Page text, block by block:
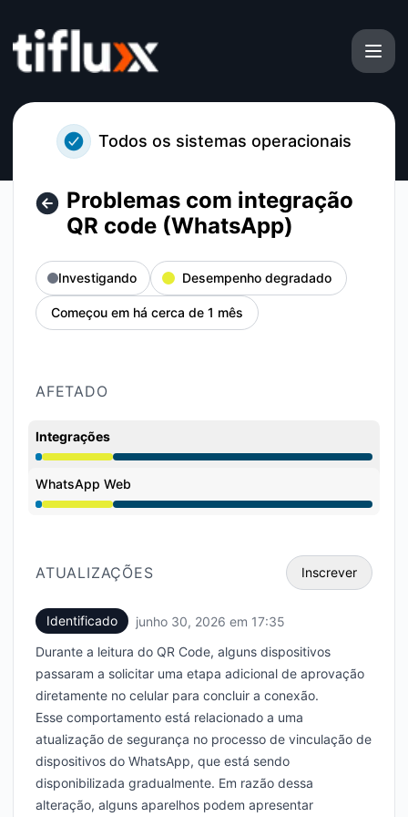
Todos os sistemas operacionais
Problemas com integração
QR code (WhatsApp)
Investigando Desempenho degradado
Começou em há cerca de 1 mês
AFETADO
Integrações
Desempenho degradado undefined 5:35 PM para
WhatsApp Web
Desempenho degradado undefined 5:35 PM para
ATUALIZAÇÕES Inscrever
Webhook
Identificado junho 30, 2026 em 17:35
Durante a leitura do QR Code, alguns dispositivos
passaram a solicitar uma etapa adicional de aprovação
diretamente no celular para concluir a conexão.
Esse comportamento está relacionado a uma
atualização de segurança no processo de vinculação de
dispositivos do WhatsApp, que está sendo
disponibilizada gradualmente. Em razão dessa
alteração, alguns aparelhos podem apresentar